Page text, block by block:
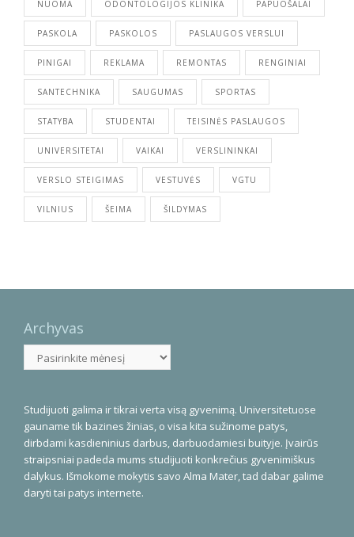
NUOMA ODONTOLOGIJOS KLINIKA PAPUOŠALAI
PASKOLA PASKOLOS PASLAUGOS VERSLUI
PINIGAI REKLAMA REMONTAS RENGINIAI
SANTECHNIKA SAUGUMAS SPORTAS
STATYBA STUDENTAI TEISINĖS PASLAUGOS
UNIVERSITETAI VAIKAI VERSLININKAI
VERSLO STEIGIMAS VESTUVĖS VGTU
VILNIUS ŠEIMA ŠILDYMAS
Archyvas
Archyvas
Studijuoti galima ir tikrai verta visą gyvenimą. Universitetuose
gauname tik bazines žinias, o visa kita sužinome patys,
dirbdami kasdieninius darbus, darbuodamiesi buityje. Įvairūs
straipsniai padeda mums studijuoti konkrečius gyvenimiškus
dalykus. Išmokome mokytis savo Alma Mater, tad dabar galime
daryti tai patys internete.